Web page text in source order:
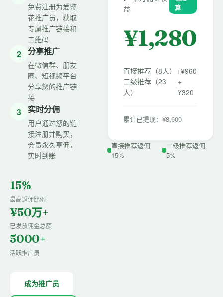
免费注册为爱鉴
花推广员，获取
专属推广链接和
二维码
2 分享推广
在微信群、朋友
圈、短视频平台
分享您的推广链
接
3 实时分佣
用户通过您的链
接注册并购买，
会员永久享佣，
实时到账
15%
最高返佣比例
¥50万+
已发放佣金总额
5000+
活跃推广员
成为推广员
益
算
¥1,280
直接推荐（8人） +¥960
二级推荐（23
人）
+
¥320
累计已提现：¥8,600
直接推荐返佣
15%
二级推荐返佣
5%